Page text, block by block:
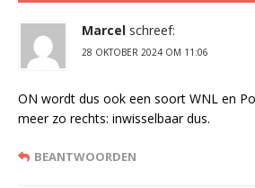
Marcel schreef:
28 OKTOBER 2024 OM 11:06
ON wordt dus ook een soort WNL en
meer zo rechts: inwisselbaar dus.
BEANTWOORDEN